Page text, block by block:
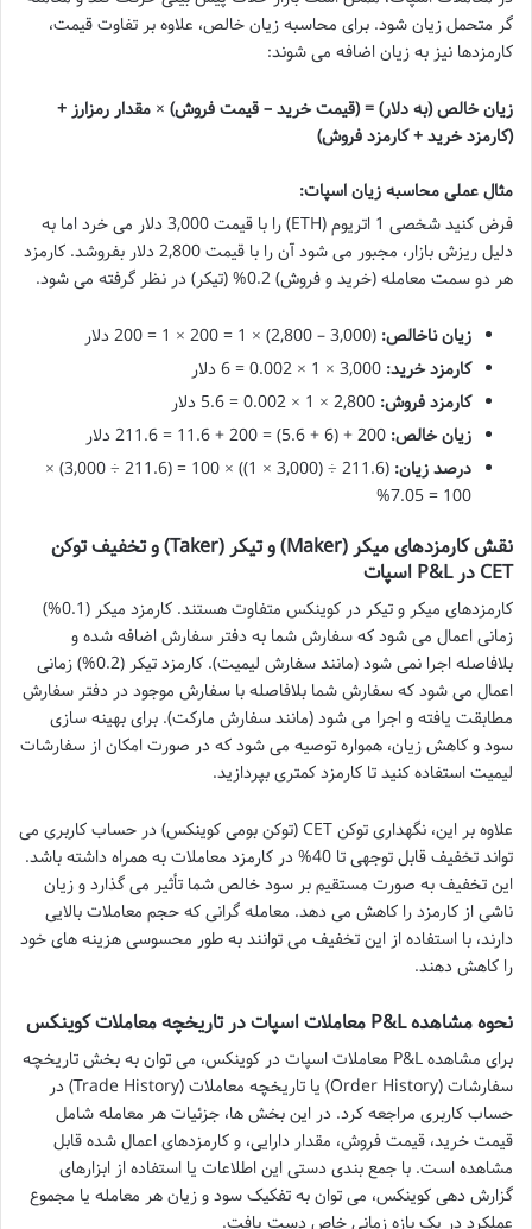
گر متحمل زیان شود. برای محاسبه زیان خالص، علاوه بر تفاوت قیمت،
کارمزدها نیز به زیان اضافه می شوند:
زیان خالص (به دلار) = (قیمت خرید – قیمت فروش) × مقدار رمزارز +
(کارمزد خرید + کارمزد فروش)
مثال عملی محاسبه زیان اسپات:
فرض کنید شخصی 1 اتریوم (ETH) را با قیمت 3,000 دلار می خرد اما به
دلیل ریزش بازار، مجبور می شود آن را با قیمت 2,800 دلار بفروشد. کارمزد
هر دو سمت معامله (خرید و فروش) 0.2% (تیکر) در نظر گرفته می شود.
زیان ناخالص: (3,000 – 2,800) × 1 = 200 × 1 = 200 دلار
کارمزد خرید:
کارمزد فروش:
زیان خالص:
درصد زیان:
(211.6 ÷ (3,000 × 1)) × 100 = (211.6 ÷ 3,000) ×
100 = 7.05%
نقش کارمزدهای میکر (Maker) و تیکر (Taker) و تخفیف توکن
CET در P&L اسپات
کارمزدهای میکر و تیکر در کوینکس متفاوت هستند. کارمزد میکر (0.1%)
زمانی اعمال می شود که سفارش شما به دفتر سفارش اضافه شده و
بلافاصله اجرا نمی شود (مانند سفارش لیمیت). کارمزد تیکر (0.2%) زمانی
اعمال می شود که سفارش شما بلافاصله با سفارش موجود در دفتر سفارش
مطابقت یافته و اجرا می شود (مانند سفارش مارکت). برای بهینه سازی
سود و کاهش زیان، همواره توصیه می شود که در صورت امکان از سفارشات
لیمیت استفاده کنید تا کارمزد کمتری بپردازید.
علاوه بر این، نگهداری توکن CET (توکن بومی کوینکس) در حساب کاربری می
تواند تخفیف قابل توجهی تا 40% در کارمزد معاملات به همراه داشته باشد.
این تخفیف به صورت مستقیم بر سود خالص شما تأثیر می گذارد و زیان
ناشی از کارمزد را کاهش می دهد. معامله گرانی که حجم معاملات بالایی
دارند، با استفاده از این تخفیف می توانند به طور محسوسی هزینه های خود
را کاهش دهند.
نحوه مشاهده P&L معاملات اسپات در تاریخچه معاملات کوینکس
برای مشاهده P&L معاملات اسپات در کوینکس، می توان به بخش تاریخچه
سفارشات (Order History) یا تاریخچه معاملات (Trade History) در
حساب کاربری مراجعه کرد. در این بخش ها، جزئیات هر معامله شامل
قیمت خرید، قیمت فروش، مقدار دارایی، و کارمزدهای اعمال شده قابل
مشاهده است. با جمع بندی دستی این اطلاعات یا استفاده از ابزارهای
گزارش دهی کوینکس، می توان به تفکیک سود و زیان هر معامله یا مجموع
عملکرد در یک بازه زمانی خاص دست یافت.